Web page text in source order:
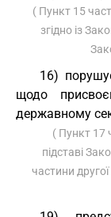
( Пункт 15
згідно із
16)
щодо
державному
( Пункт 17
підставі
частини